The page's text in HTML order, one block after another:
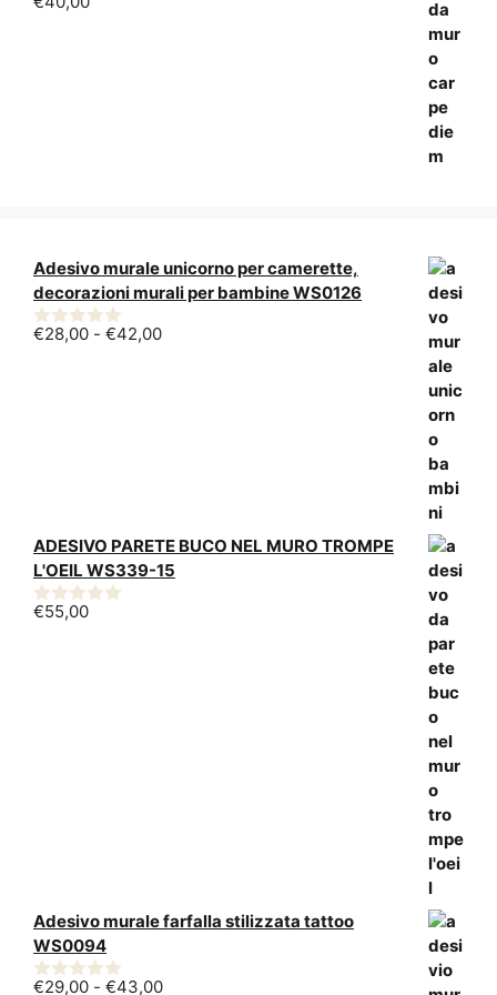
5.00su 5
Adesivo murale unicorno per camerette,
decorazioni murali per bambine WS0126
0
€28,00 - €42,00Fascia
ADESIVO PARETE BUCO NEL MURO TROMPE
L'OEIL WS339-15
0
€55,00
Adesivo murale farfalla stilizzata tattoo
WS0094
0
€29,00 - €43,00Fascia